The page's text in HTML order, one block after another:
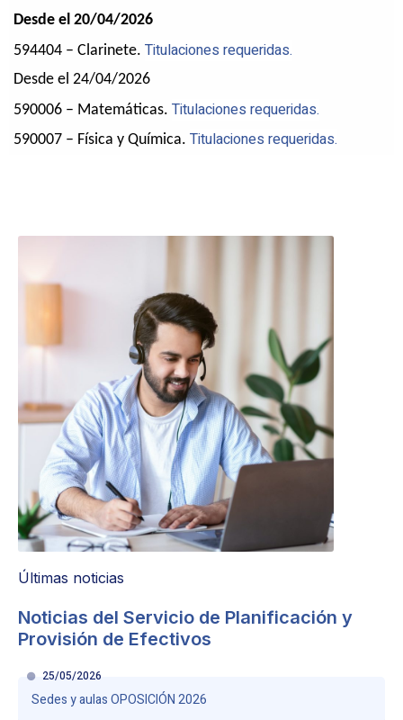
Desde el 20/04/2026
594404 – Clarinete.Titulaciones requeridas.
Desde el 24/04/2026
590006 – Matemáticas.Titulaciones requeridas.
590007 – Física y Química.Titulaciones requeridas.
Últimas noticias
Noticias del Servicio de Planificación y
Provisión de Efectivos
Sedes y aulas OPOSICIÓN 2026
25/05/2026